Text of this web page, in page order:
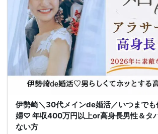
伊勢崎＼30代メインde婚活／いつまでも
婦♡ 年収400万円以上or高身長男性＆タ
ない方